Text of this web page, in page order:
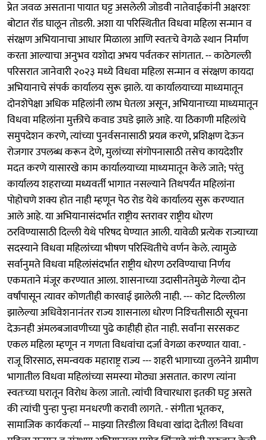
प्रेत जवळ असताना पायात घट्ट असलेली जोडवी नातेवाईकांनी अक्षरशः
बोटात रॉड घालून तोडली. अशा या परिस्थितीत विधवा महिला सन्मान व
संरक्षण अभियानाचा आधार मिळाला आणि स्वतःचे वेगळे स्थान निर्माण
करता आल्याचा अनुभव यशोदा अभय पर्वतकर सांगतात. -- काठेगल्ली
परिसरात जानेवारी २०२३ मध्ये विधवा महिला सन्मान व संरक्षण कायदा
अभियानाचे संपर्क कार्यालय सुरू झाले. या कार्यालयाच्या माध्यमातून
दोनशेपेक्षा अधिक महिलांनी लाभ घेतला असून, अभियानाच्या माध्यमातून
विधवा महिलांना मुक्तीचे कवाड उघडे झाले आहे. या ठिकाणी महिलांचे
समुपदेशन करणे, त्यांच्या पुनर्वसनासाठी प्रयत्न करणे, प्रशिक्षण देऊन
रोजगार उपलब्ध करून देणे, मुलांच्या संगोपनासाठी तसेच कायदेशीर
मदत करणे यासारखे काम कार्यालयाच्या माध्यमातून केले जाते; परंतु
कार्यालय शहराच्या मध्यवर्ती भागात नसल्याने तिथपर्यंत महिलांना
पोहोचणे शक्य होत नाही म्हणून पेठ रोड येथे कार्यालय सुरू करण्यात
आले आहे. या अभियानासंदर्भात राष्ट्रीय स्तरावर राष्ट्रीय धोरण
ठरविण्यासाठी दिल्ली येथे परिषद घेण्यात आली. यावेळी प्रत्येक राज्याच्या
सदस्याने विधवा महिलांच्या भीषण परिस्थितीचे वर्णन केले. त्यामुळे
सर्वानुमते विधवा महिलांसंदर्भात राष्ट्रीय धोरण ठरविण्याचा निर्णय
एकमताने मंजूर करण्यात आला. शासनाच्या उदासीनतेमुळे गेल्या दोन
वर्षांपासून त्यावर कोणतीही कारवाई झालेली नाही. --- कोट दिल्लीला
झालेल्या अधिवेशनानंतर राज्य शासनाला धोरण निश्‍चितीसाठी सूचना
देऊनही अंमलबजावणीच्या पुढे काहीही होत नाही. सर्वांना सरसकट
एकल महिला म्हणून न गणता विधवांचा दर्जा वेगळा करण्यात यावा. -
राजू शिरसाठ, समन्वयक महाराष्ट्र राज्य --- शहरी भागाच्या तुलनेने ग्रामीण
भागातील विधवा महिलांच्या समस्या मोठ्या असतात. कारण त्यांना
स्वतःच्या घरातून विरोध केला जातो. त्यांची विचारधारा इतकी घट्ट असते
की त्यांची पुन्हा पुन्हा मनधरणी करावी लागते. - संगीता भूतकर,
सामाजिक कार्यकर्त्या -- माझ्या तिरडीला विधवा खांदा देतील! विधवा